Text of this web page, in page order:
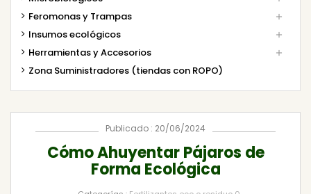
Feromonas y Trampas 
Insumos ecológicos 
Herramientas y Accesorios 
Zona Suministradores (tiendas con ROPO)
Publicado : 20/06/2024
Cómo Ahuyentar Pájaros de
Forma Ecológica